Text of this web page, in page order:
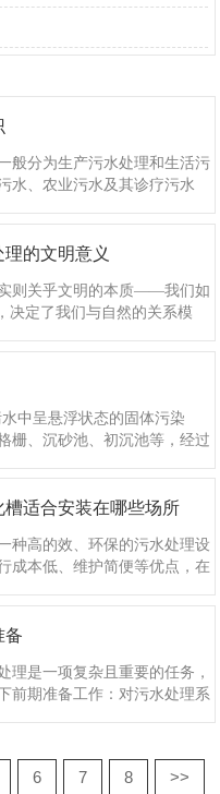
般分为生产污水处理和生活污
水、农业污水及其诊疗污水
的文明意义
则关乎文明的本质——我们如
决定了我们与自然的关系模
中呈悬浮状态的固体污染
栅、沉砂池、初沉池等，经过
适合安装在哪些场所
种高的效、环保的污水处理设
成本低、维护简便等优点，在
备
理是一项复杂且重要的任务，
前期准备工作：对污水处理系
6 7 8 >>